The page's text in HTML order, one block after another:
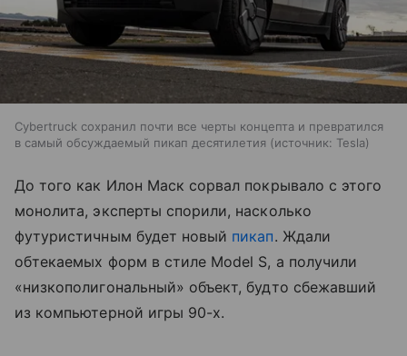
Cybertruck сохранил почти все черты концепта и превратился
в самый обсуждаемый пикап десятилетия
источник: Tesla
До того как Илон Маск сорвал покрывало с этого
монолита, эксперты спорили, насколько
футуристичным будет новый пикап. Ждали
обтекаемых форм в стиле Model S, а получили
«низкополигональный» объект, будто сбежавший
из компьютерной игры 90-х.